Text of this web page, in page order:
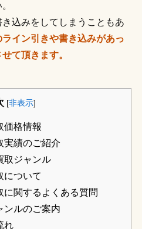
込みをしてしまうこともあ
ライン引きや書き込みがあっ
て頂きます。
[非表示]
価格情報
実績のご紹介
取ジャンル
について
に関するよくある質問
ンルのご案内
れ